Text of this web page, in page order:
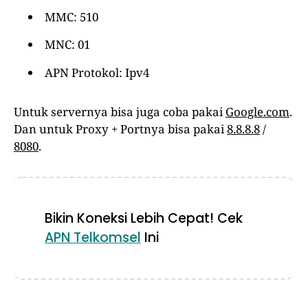
MMC: 510
MNC: 01
APN Protokol: Ipv4
Untuk servernya bisa juga coba pakai Google.com.
Dan untuk Proxy + Portnya bisa pakai 8.8.8.8 /
8080.
Bikin Koneksi Lebih Cepat! Cek
APN Telkomsel Ini